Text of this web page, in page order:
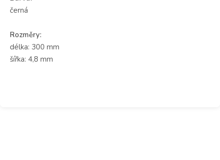
černá
Rozměry:
délka: 300 mm
šířka: 4,8 mm